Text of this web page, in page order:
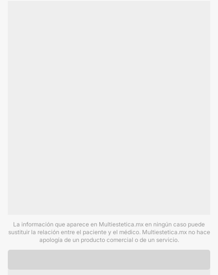
La información que aparece en Multiestetica.mx en ningún caso puede
sustituir la relación entre el paciente y el médico. Multiestetica.mx no hace
apología de un producto comercial o de un servicio.